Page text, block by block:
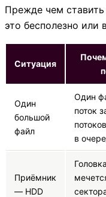
Прежде чем
это бесполезно или
Ситуация
Один
большой
файл
Один
поток
в
Приёмник
— HDD